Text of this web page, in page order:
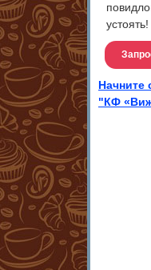
устоять!
Начните
"КФ